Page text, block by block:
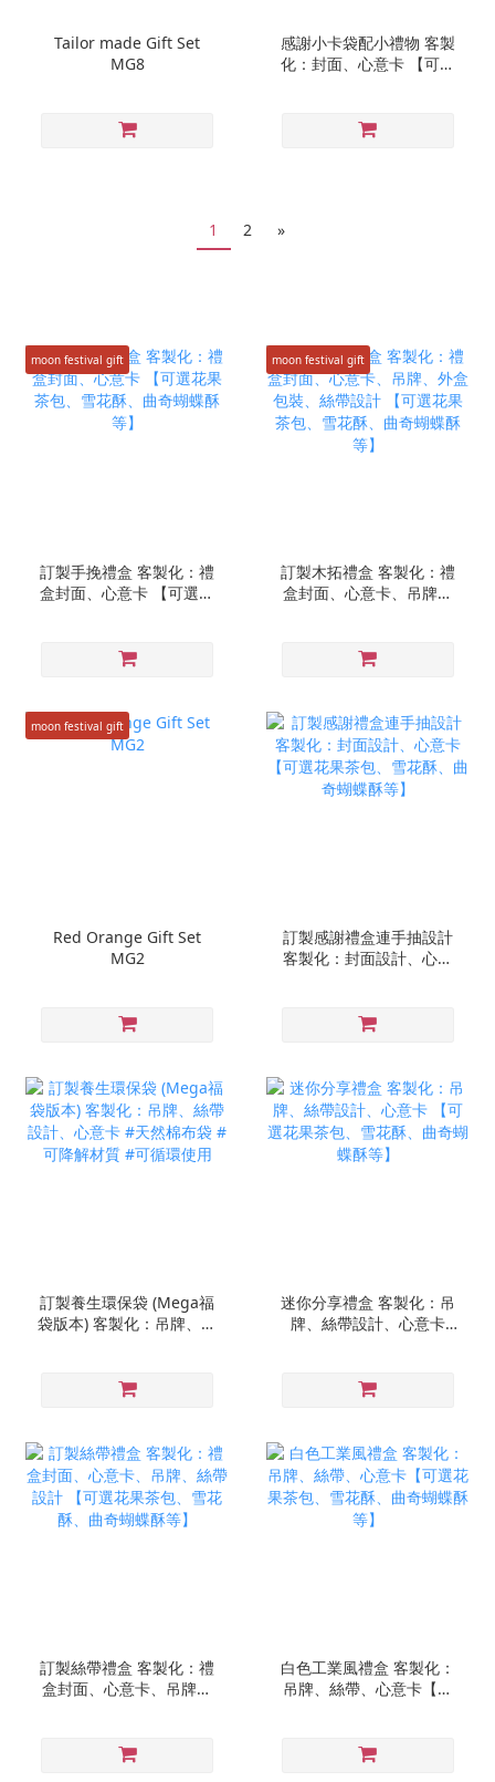
Tailor made Gift Set
MG8
感謝小卡袋配小禮物 客製
化：封面、心意卡 【可選
1 2 »
moon festival gift
訂製手挽禮盒 客製化：禮
盒封面、心意卡 【可選花
moon festival gift
訂製木拓禮盒 客製化：禮
盒封面、心意卡、吊牌、
奇蝴蝶酥等】
moon festival gift
Red Orange Gift Set
MG2
訂製感謝禮盒連手抽設計
客製化：封面設計、心意
訂製養生環保袋 (Mega福
袋版本) 客製化：吊牌、絲
環使用
迷你分享禮盒 客製化：吊
牌、絲帶設計、心意卡
訂製絲帶禮盒 客製化：禮
盒封面、心意卡、吊牌、
等】
白色工業風禮盒 客製化：
吊牌、絲帶、心意卡【可